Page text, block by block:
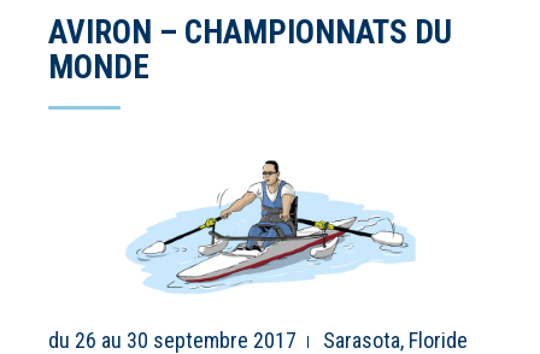
AVIRON – CHAMPIONNATS DU
MONDE
du 26 au 30 septembre 2017 Sarasota, Floride